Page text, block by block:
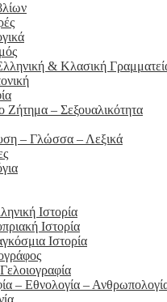
& Κλασική
Ζήτημα – Σεξουαλικότητα
– Γλώσσα – Λεξικά
Ιστορία
Ιστορία
Ιστορία
– Εθνολογία –